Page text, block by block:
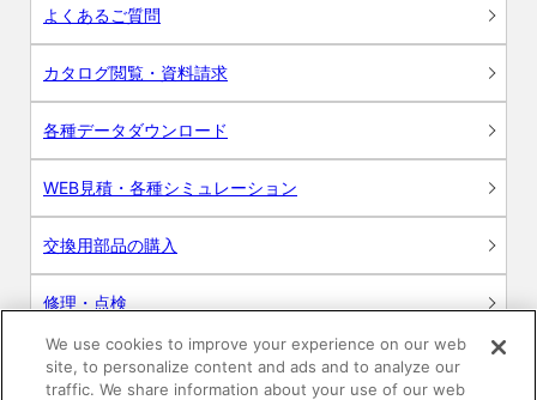
よくあるご質問
カタログ閲覧・資料請求
各種データダウンロード
WEB見積・各種シミュレーション
交換用部品の購入
修理・点検
お問い合わせ
We use cookies to improve your experience on our web
site, to personalize content and ads and to analyze our
traffic. We share information about your use of our web